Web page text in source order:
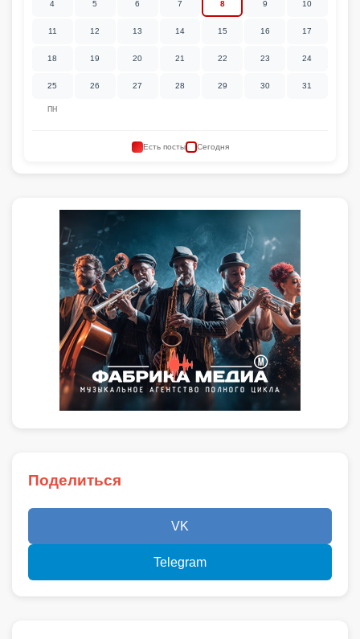
ПН
4 5 6 7 8 9 10
11 12 13 14 15 16 17
18 19 20 21 22 23 24
25 26 27 28 29 30 31
Есть посты Сегодня
Поделиться
VK
Telegram